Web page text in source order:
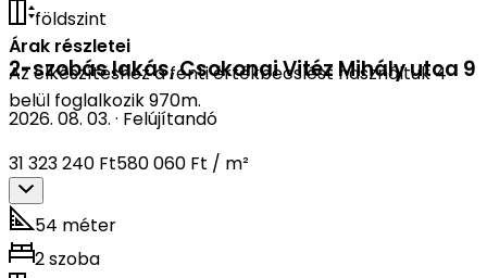
földszint
Árak részletei
Az elkészítéshez a fenti értékbecslést használtuk 4
belül foglalkozik 970m.
2-szobás lakás,Csokonai Vitéz Mihály utca 9
2026. 08. 03. · Felújítandó
31 323 240 Ft580 060 Ft / m²
54 méter
2 szoba